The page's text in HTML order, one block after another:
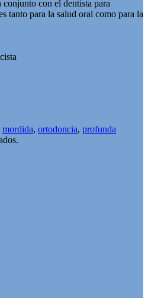
con el dentista para
tanto para la salud oral como para la
mordida, ortodoncia, profunda